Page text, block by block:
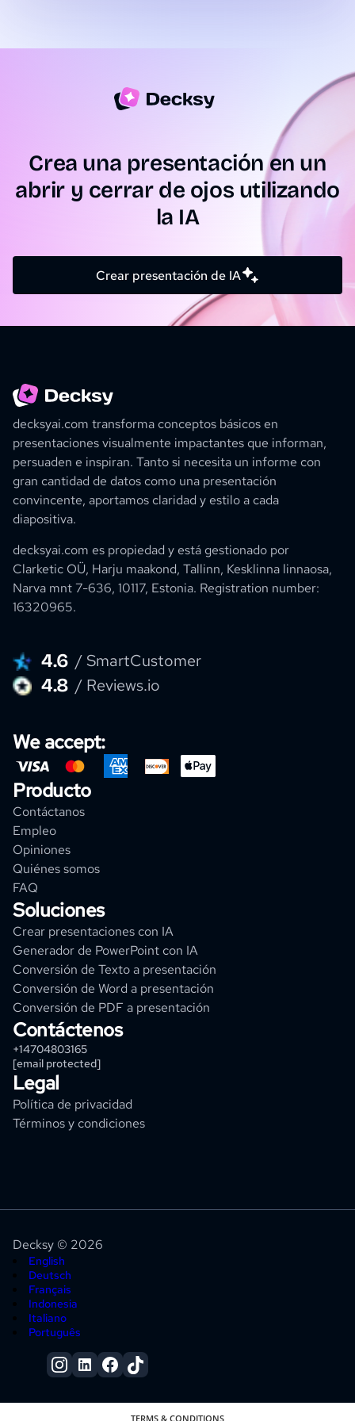
Crea una presentación en un
abrir y cerrar de ojos utilizando
la IA
Crear presentación de IA
decksyai.com transforma conceptos básicos en
presentaciones visualmente impactantes que informan,
persuaden e inspiran. Tanto si necesita un informe con
gran cantidad de datos como una presentación
convincente, aportamos claridad y estilo a cada
diapositiva.
decksyai.com es propiedad y está gestionado por
Clarketic OÜ, Harju maakond, Tallinn, Kesklinna linnaosa,
Narva mnt 7-636, 10117, Estonia. Registration number:
16320965.
4.6 / SmartCustomer
4.8 / Reviews.io
We accept:
Producto
Contáctanos
Empleo
Opiniones
Quiénes somos
FAQ
Soluciones
Crear presentaciones con IA
Generador de PowerPoint con IA
Conversión de Texto a presentación
Conversión de Word a presentación
Conversión de PDF a presentación
Contáctenos
+14704803165
[email protected]
Legal
Política de privacidad
Términos y condiciones
Decksy © 2026
English
Deutsch
Français
Indonesia
Italiano
Português
TERMS & CONDITIONS